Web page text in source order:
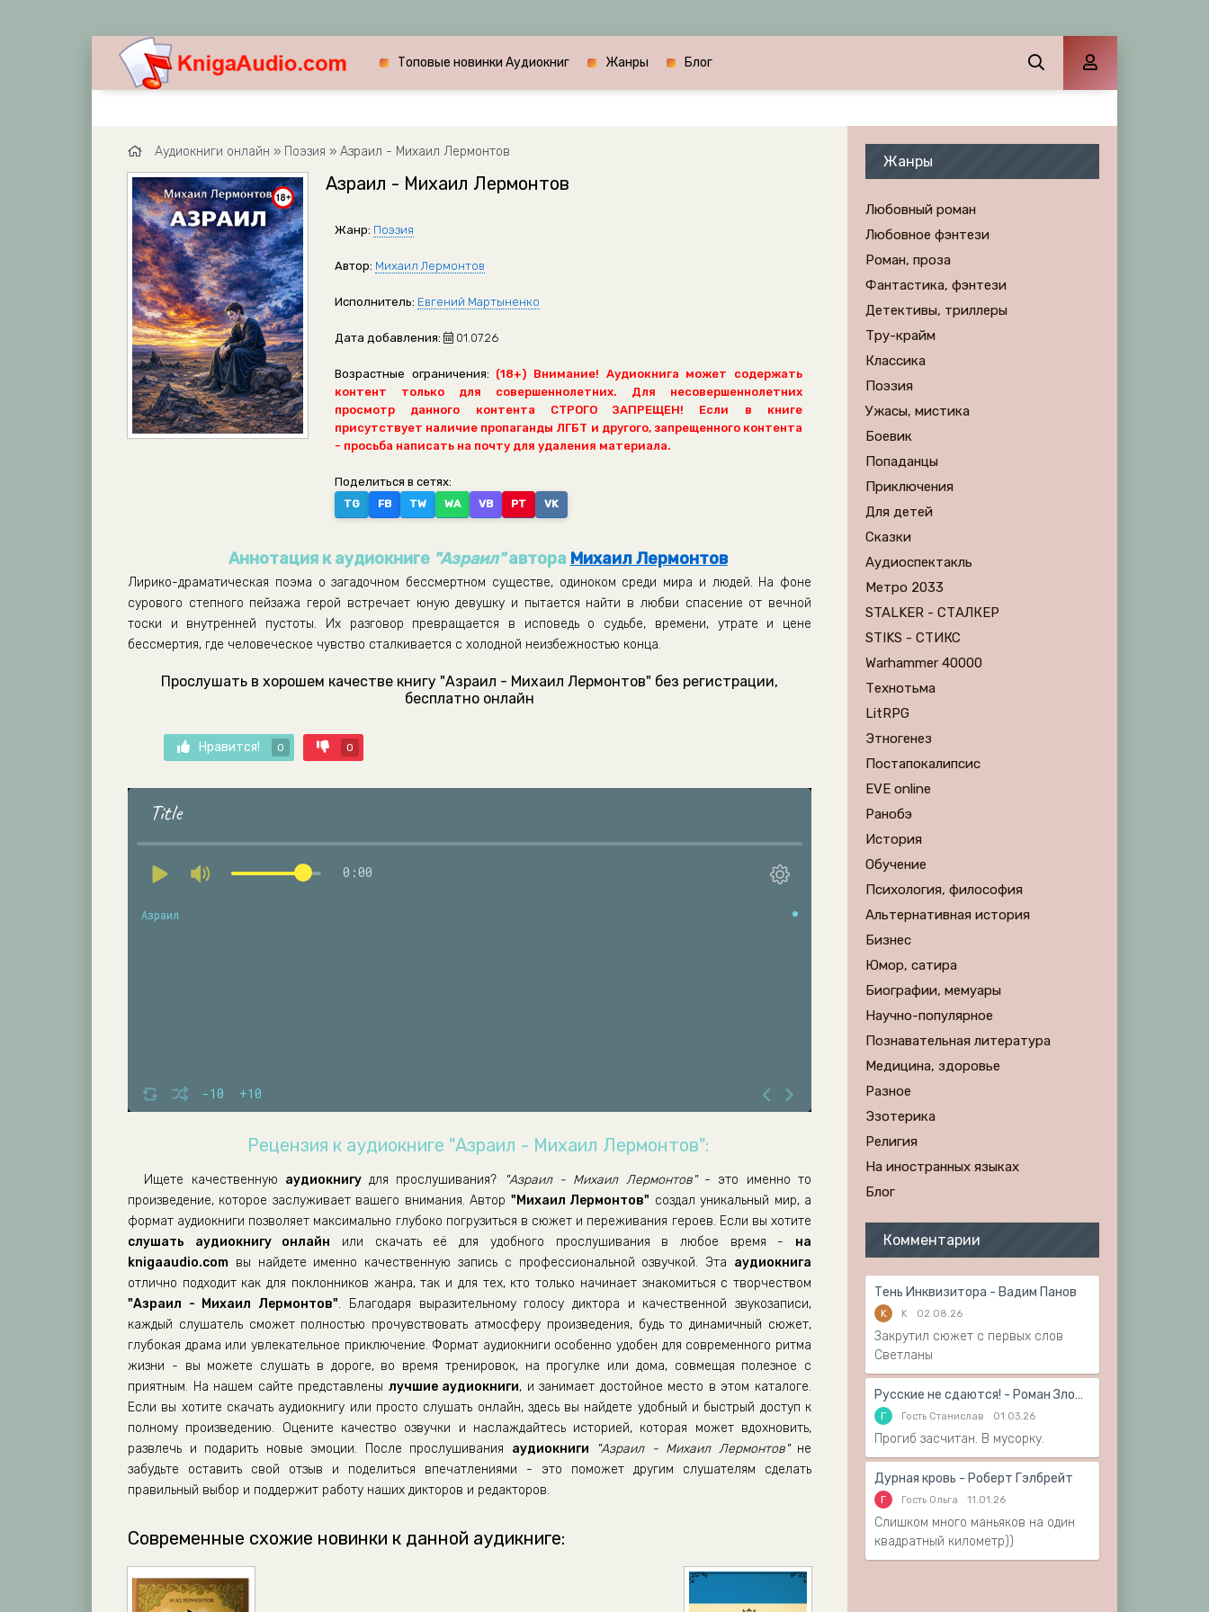
Топовые новинки Аудиокниг Жанры Блог
Аудиокниги онлайн » Поэзия » Азраил - Михаил Лермонтов
Азраил - Михаил Лермонтов
Жанр: Поэзия
Автор: Михаил Лермонтов
Исполнитель: Евгений Мартыненко
Дата добавления: 01.07.26
Возрастные ограничения: (18+) Внимание! Аудиокнига может содержать
контент только для совершеннолетних. Для несовершеннолетних
просмотр данного контента СТРОГО ЗАПРЕЩЕН! Если в книге
присутствует наличие пропаганды ЛГБТ и другого, запрещенного контента
- просьба написать на почту для удаления материала.
Поделиться в сетях:
TG FB TW WA VB PT VK
Аннотация к аудиокниге "Азраил"автора Михаил Лермонтов
Лирико-драматическая поэма о загадочном бессмертном существе, одиноком среди мира и людей. На фоне
сурового степного пейзажа герой встречает юную девушку и пытается найти в любви спасение от вечной
тоски и внутренней пустоты. Их разговор превращается в исповедь о судьбе, времени, утрате и цене
бессмертия, где человеческое чувство сталкивается с холодной неизбежностью конца.
Прослушать в хорошем качестве книгу "Азраил - Михаил Лермонтов" без регистрации,
бесплатно онлайн
Нравится! 0 0
Title
0:00
-10 +10
Азраил
Рецензия к аудиокниге "Азраил - Михаил Лермонтов":
Ищете качественную аудиокнигудля прослушивания? "Азраил - Михаил Лермонтов"- это именно то
произведение, которое заслуживает вашего внимания. Автор "Михаил Лермонтов" создал уникальный мир, а
формат аудиокниги позволяет максимально глубоко погрузиться в сюжет и переживания героев. Если вы хотите
слушать аудиокнигу онлайн или скачать её для удобного прослушивания в любое время - на
knigaaudio.com вы найдете именно качественную запись с профессиональной озвучкой. Эта аудиокнига
отлично подходит как для поклонников жанра, так и для тех, кто только начинает знакомиться с творчеством
"Азраил - Михаил Лермонтов". Благодаря выразительному голосу диктора и качественной звукозаписи,
каждый слушатель сможет полностью прочувствовать атмосферу произведения, будь то динамичный сюжет,
глубокая драма или увлекательное приключение. Формат аудиокниги особенно удобен для современного ритма
жизни - вы можете слушать в дороге, во время тренировок, на прогулке или дома, совмещая полезное с
приятным. На нашем сайте представлены лучшие аудиокниги, и занимает достойное место в этом каталоге.
Если вы хотите скачать аудиокнигу или просто слушать онлайн, здесь вы найдете удобный и быстрый доступ к
полному произведению. Оцените качество озвучки и наслаждайтесь историей, которая может вдохновить,
развлечь и подарить новые эмоции. После прослушивания аудиокниги "Азраил - Михаил Лермонтов"не
забудьте оставить свой отзыв и поделиться впечатлениями - это поможет другим слушателям сделать
правильный выбор и поддержит работу наших дикторов и редакторов.
Современные схожие новинки к данной аудикниге:
Жанры
Любовный роман
Любовное фэнтези
Роман, проза
Фантастика, фэнтези
Детективы, триллеры
Тру-крайм
Классика
Поэзия
Ужасы, мистика
Боевик
Попаданцы
Приключения
Для детей
Сказки
Аудиоспектакль
Метро 2033
STALKER - СТАЛКЕР
STIKS - СТИКС
Warhammer 40000
Технотьма
LitRPG
Этногенез
Постапокалипсис
EVE online
Ранобэ
История
Обучение
Психология, философия
Альтернативная история
Бизнес
Юмор, сатира
Биографии, мемуары
Научно-популярное
Познавательная литература
Медицина, здоровье
Разное
Эзотерика
Религия
На иностранных языках
Блог
Комментарии
Тень Инквизитора - Вадим Панов
K K 02.08.26
Закрутил сюжет с первых слов
Светланы
Русские не сдаются! - Роман Злотников
Г Гость Станислав 01.03.26
Прогиб засчитан. В мусорку.
Дурная кровь - Роберт Гэлбрейт
Г Гость Ольга 11.01.26
Слишком много маньяков на один
квадратный километр))